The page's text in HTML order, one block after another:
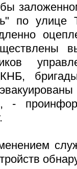
по улице
-